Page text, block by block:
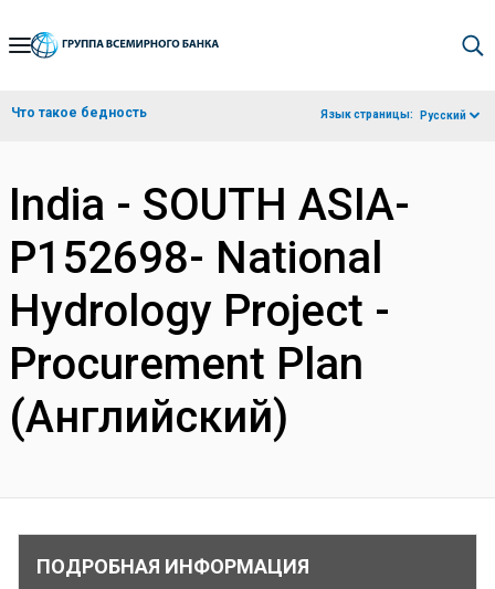
Skip
Navigation
Что такое бедность Язык страницы: Русский
India - SOUTH ASIA-
P152698- National
Hydrology Project -
Procurement Plan
(Английский)
ПОДРОБНАЯ ИНФОРМАЦИЯ